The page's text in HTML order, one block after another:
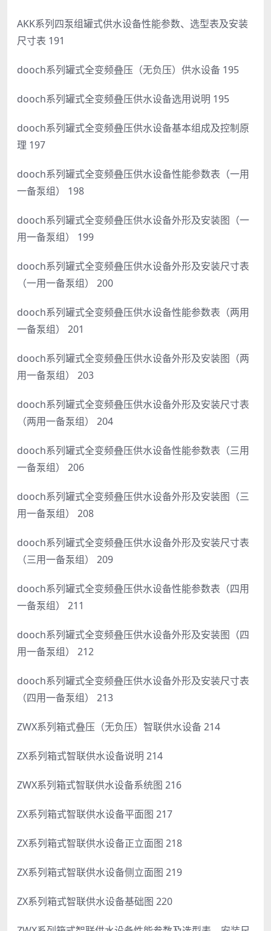
AKK系列四泵组罐式供水设备性能参数、选型表及安装
尺寸表 191
dooch系列罐式全变频叠压（无负压）供水设备 195
dooch系列罐式全变频叠压供水设备选用说明 195
dooch系列罐式全变频叠压供水设备基本组成及控制原
理 197
dooch系列罐式全变频叠压供水设备性能参数表（一用
一备泵组） 198
dooch系列罐式全变频叠压供水设备外形及安装图（一
用一备泵组） 199
dooch系列罐式全变频叠压供水设备外形及安装尺寸表
（一用一备泵组） 200
dooch系列罐式全变频叠压供水设备性能参数表（两用
一备泵组） 201
dooch系列罐式全变频叠压供水设备外形及安装图（两
用一备泵组） 203
dooch系列罐式全变频叠压供水设备外形及安装尺寸表
（两用一备泵组） 204
dooch系列罐式全变频叠压供水设备性能参数表（三用
一备泵组） 206
dooch系列罐式全变频叠压供水设备外形及安装图（三
用一备泵组） 208
dooch系列罐式全变频叠压供水设备外形及安装尺寸表
（三用一备泵组） 209
dooch系列罐式全变频叠压供水设备性能参数表（四用
一备泵组） 211
dooch系列罐式全变频叠压供水设备外形及安装图（四
用一备泵组） 212
dooch系列罐式全变频叠压供水设备外形及安装尺寸表
（四用一备泵组） 213
ZWX系列箱式叠压（无负压）智联供水设备 214
ZX系列箱式智联供水设备说明 214
ZWX系列箱式智联供水设备系统图 216
ZX系列箱式智联供水设备平面图 217
ZX系列箱式智联供水设备正立面图 218
ZX系列箱式智联供水设备侧立面图 219
ZX系列箱式智联供水设备基础图 220